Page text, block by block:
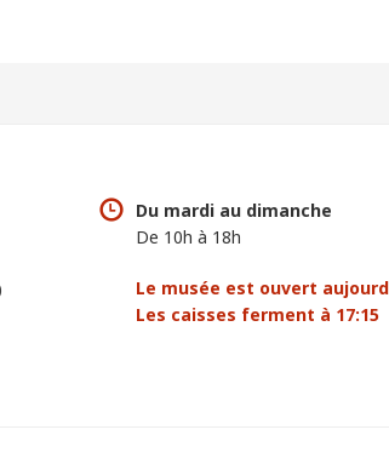
Du mardi au dimanche
De 10h à 18h
Le musée est ouvert
Les caisses ferment à 17:15